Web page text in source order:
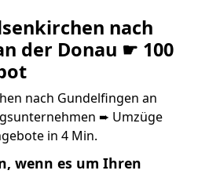
nach
der Donau ☛ 100
nach Gundelfingen an
➨ Umzüge
in 4 Min.
wenn es um Ihren